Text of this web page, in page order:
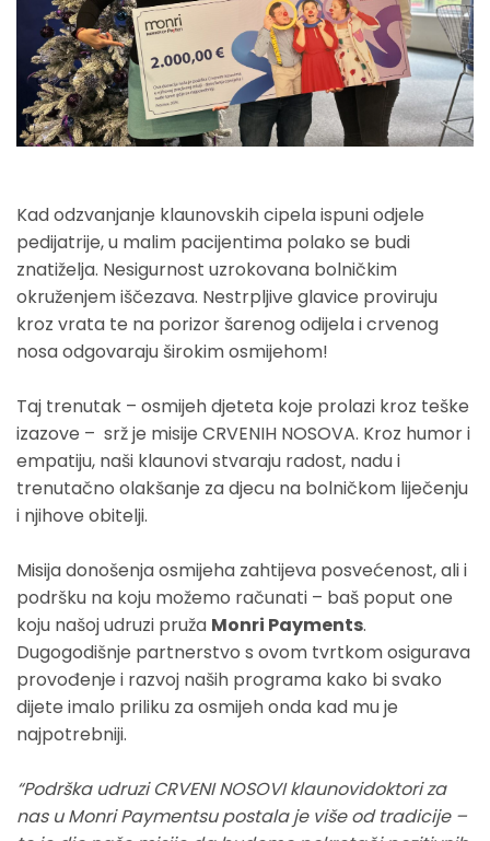
Kad odzvanjanje klaunovskih cipela ispuni odjele
pedijatrije, u malim pacijentima polako se budi
znatiželja. Nesigurnost uzrokovana bolničkim
okruženjem iščezava. Nestrpljive glavice proviruju
kroz vrata te na porizor šarenog odijela i crvenog
nosa odgovaraju širokim osmijehom!
Taj trenutak – osmijeh djeteta koje prolazi kroz teške
izazove – srž je misije CRVENIH NOSOVA. Kroz humor i
empatiju, naši klaunovi stvaraju radost, nadu i
trenutačno olakšanje za djecu na bolničkom liječenju
i njihove obitelji.
Misija donošenja osmijeha zahtijeva posvećenost, ali i
podršku na koju možemo računati – baš poput one
koju našoj udruzi pruža Monri Payments.
Dugogodišnje partnerstvo s ovom tvrtkom osigurava
provođenje i razvoj naših programa kako bi svako
dijete imalo priliku za osmijeh onda kad mu je
najpotrebniji.
“Podrška udruzi CRVENI NOSOVI klaunovidoktori za
nas u Monri Paymentsu postala je više od tradicije –